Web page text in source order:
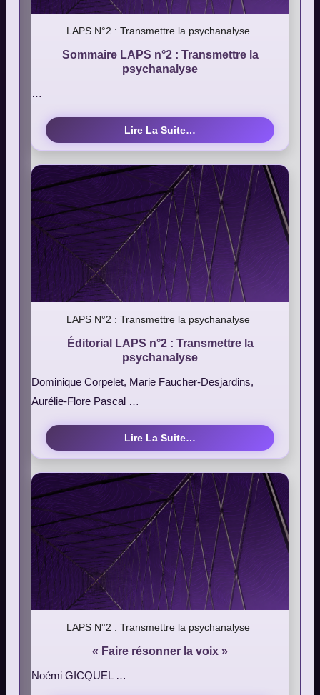
LAPS N°2 : Transmettre la psychanalyse
Sommaire LAPS n°2 : Transmettre la
psychanalyse
…
Lire La Suite…
LAPS N°2 : Transmettre la psychanalyse
Éditorial LAPS n°2 : Transmettre la
psychanalyse
Dominique Corpelet, Marie Faucher-Desjardins,
Aurélie-Flore Pascal …
Lire La Suite…
LAPS N°2 : Transmettre la psychanalyse
« Faire résonner la voix »
Noémi GICQUEL …